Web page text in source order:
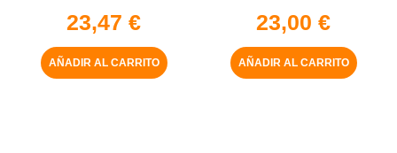
23,47 €
AÑADIR AL CARRITO
23,00 €
AÑADIR AL CARRITO